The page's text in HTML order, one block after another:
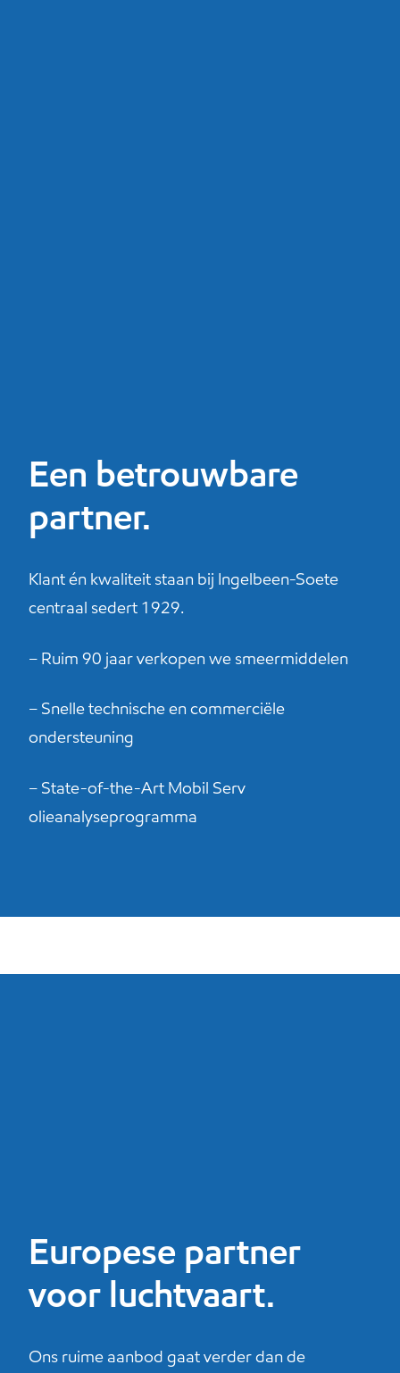
Een betrouwbare
partner.
Klant én kwaliteit staan bij Ingelbeen-Soete
centraal sedert 1929.
– Ruim 90 jaar verkopen we smeermiddelen
– Snelle technische en commerciële
ondersteuning
– State-of-the-Art Mobil Serv
olieanalyseprogramma
Europese partner
voor luchtvaart.
Ons ruime aanbod gaat verder dan de